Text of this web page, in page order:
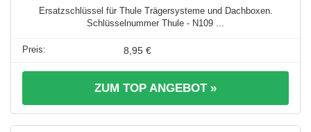
Ersatzschlüssel für Thule Trägersysteme und Dachboxen.
Schlüsselnummer Thule - N109 ...
8,95 €
ZUM TOP ANGEBOT »